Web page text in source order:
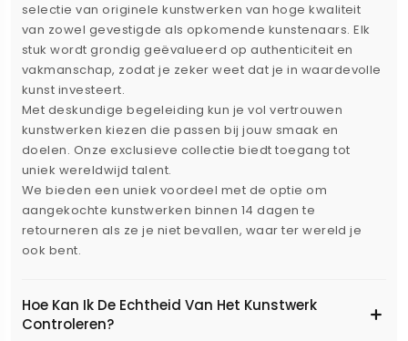
selectie van originele kunstwerken van hoge kwaliteit
van zowel gevestigde als opkomende kunstenaars. Elk
stuk wordt grondig geëvalueerd op authenticiteit en
vakmanschap, zodat je zeker weet dat je in waardevolle
kunst investeert.
Met deskundige begeleiding kun je vol vertrouwen
kunstwerken kiezen die passen bij jouw smaak en
doelen. Onze exclusieve collectie biedt toegang tot
uniek wereldwijd talent.
We bieden een uniek voordeel met de optie om
aangekochte kunstwerken binnen 14 dagen te
retourneren als ze je niet bevallen, waar ter wereld je
ook bent.
Hoe Kan Ik De Echtheid Van Het Kunstwerk
Controleren?